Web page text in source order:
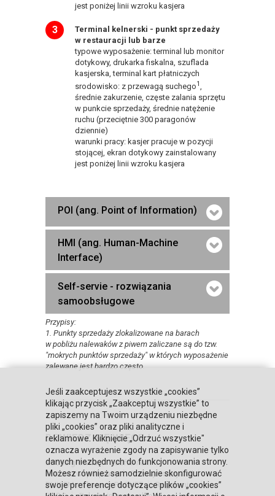
jest poniżej linii wzroku kasjera
Terminal kelnerski - punkt sprzedaży
w restauracji lub barze
typowe wyposażenie: terminal lub monitor
dotykowy, drukarka fiskalna, szuflada
kasjerska, terminal kart płatniczych
srodowisko: z przewagą suchego1
średnie zakurzenie, częste zalania sprzętu
w punkcie sprzedaży, średnie natężenie
ruchu (przeciętnie 300 paragonów
dziennie)
warunki pracy: kasjer pracuje w pozycji
stojącej, ekran dotykowy zainstalowany
jest poniżej linii wzroku kasjera
POI (ang. Point of Information)
HMI (ang. Human-Machine
Interface)
Self-servie - rozwiązania
samoobsługowe
Przypisy:
1. Punkty sprzedaży zlokalizowane na barach
w pobliżu nalewaków z piwem zaliczane są do tzw.
"mokrych punktów sprzedaży" w których wyposażenie
zalewane jest bardzo często.
DOWIEDZ SIĘ WIĘCEJ
Strona główna
Zaufali nam
Warunki współpracy
Poznaj Honeywell
BLIKIEM na kasach POSNET
Regulaminy
Jeśli zaakceptujesz wszystkie „cookies”
klikając przycisk „Zaakceptuj wszystkie” to
zapiszemy na Twoim urządzeniu niezbędne
pliki „cookies” oraz pliki analityczne i
reklamowe. Kliknięcie „Odrzuć wszystkie"
oznacza wyrażenie zgody na zapisywanie tylko
danych niezbędnych do funkcjonowania strony.
Możesz również samodzielnie skonfigurować
swoje preferencje dotyczące plików „cookies”